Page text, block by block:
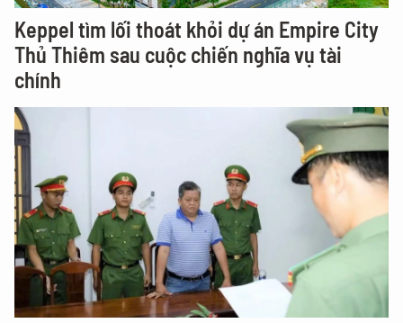
Keppel tìm lối thoát khỏi dự án Empire City
Thủ Thiêm sau cuộc chiến nghĩa vụ tài
chính